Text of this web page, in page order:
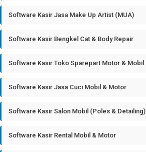
Software Kasir Jasa Make Up Artist (MUA)
Software Kasir Bengkel Cat & Body Repair
Software Kasir Toko Sparepart Motor & Mobil
Software Kasir Jasa Cuci Mobil & Motor
Software Kasir Salon Mobil (Poles & Detailing)
Software Kasir Rental Mobil & Motor